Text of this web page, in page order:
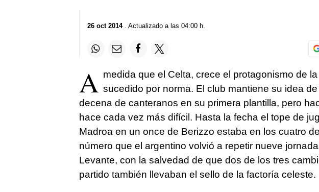
26 oct 2014. Actualizado a las 04:00 h.
A medida que el Celta, crece el protagonismo de
sucedido por norma. El club mantiene su idea
decena de canteranos en su primera plantilla, pero
hace cada vez más difícil. Hasta la fecha el tope de
Madroa en un once de Berizzo estaba en los cuatro
número que el argentino volvió a repetir nueve
Levante, con la salvedad de que dos de los tres
partido también llevaban el sello de la factoría celeste.